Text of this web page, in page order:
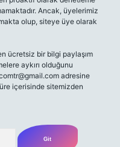
Ancak, üyelerimiz
olup, siteye üye olarak
ücretsiz bir bilgi paylaşım
aykırı olduğunu
adresine
içerisinde sitemizden